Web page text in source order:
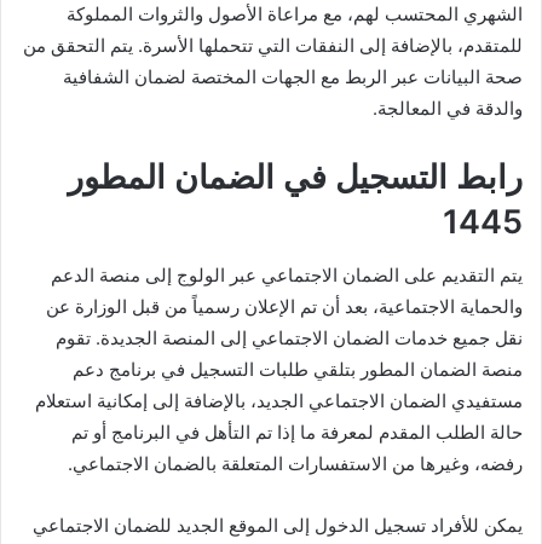
الشهري المحتسب لهم، مع مراعاة الأصول والثروات المملوكة
للمتقدم، بالإضافة إلى النفقات التي تتحملها الأسرة. يتم التحقق من
صحة البيانات عبر الربط مع الجهات المختصة لضمان الشفافية
والدقة في المعالجة.
رابط التسجيل في الضمان المطور
1445
يتم التقديم على الضمان الاجتماعي عبر الولوج إلى منصة الدعم
والحماية الاجتماعية، بعد أن تم الإعلان رسمياً من قبل الوزارة عن
نقل جميع خدمات الضمان الاجتماعي إلى المنصة الجديدة. تقوم
منصة الضمان المطور بتلقي طلبات التسجيل في برنامج دعم
مستفيدي الضمان الاجتماعي الجديد، بالإضافة إلى إمكانية استعلام
حالة الطلب المقدم لمعرفة ما إذا تم التأهل في البرنامج أو تم
رفضه، وغيرها من الاستفسارات المتعلقة بالضمان الاجتماعي.
يمكن للأفراد تسجيل الدخول إلى الموقع الجديد للضمان الاجتماعي